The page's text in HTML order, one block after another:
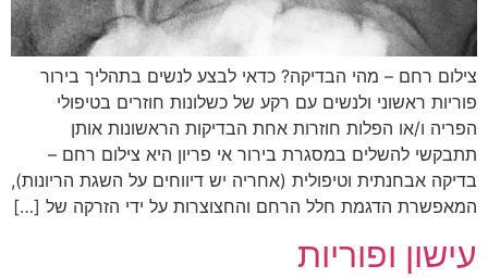
צילום רחם – מהי הבדיקה? כדאי לבצע לנשים בתהליך בירור
פוריות ראשוני ולנשים עם רקע של כשלונות חוזרים בטיפולי
הפריה ו/או הפלות חוזרות אחת הבדיקות הראשונות אותן
תתבקשי להשלים במסגרת בירור אי פריון היא צילום רחם –
בדיקה אבחנתית וטיפולית (אחריה יש דיווחים על השגת הריונות),
המאפשרת הדגמת חלל הרחם והחצוצרות על ידי הזרקה של […]
עישון ופוריות